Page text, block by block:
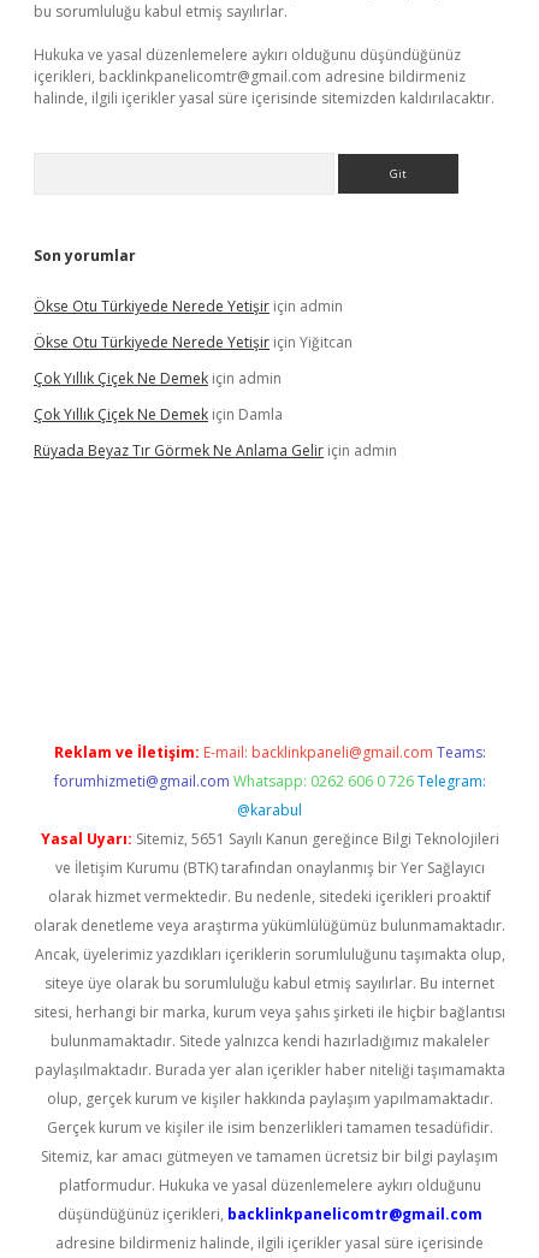
bu sorumluluğu kabul etmiş sayılırlar.
Hukuka ve yasal düzenlemelere aykırı olduğunu düşündüğünüz
içerikleri, backlinkpanelicomtr@gmail.com adresine bildirmeniz
halinde, ilgili içerikler yasal süre içerisinde sitemizden kaldırılacaktır.
Son yorumlar
Ökse Otu Türkiyede Nerede Yetişir için admin
Ökse Otu Türkiyede Nerede Yetişir için Yiğitcan
Çok Yıllık Çiçek Ne Demek için admin
Çok Yıllık Çiçek Ne Demek için Damla
Rüyada Beyaz Tır Görmek Ne Anlama Gelir için admin
Reklam ve İletişim: E-mail: backlinkpaneli@gmail.com Teams:
forumhizmeti@gmail.com Whatsapp: 0262 606 0 726 Telegram:
@karabul
Yasal Uyarı: Sitemiz, 5651 Sayılı Kanun gereğince Bilgi Teknolojileri
ve İletişim Kurumu (BTK) tarafından onaylanmış bir Yer Sağlayıcı
olarak hizmet vermektedir. Bu nedenle, sitedeki içerikleri proaktif
olarak denetleme veya araştırma yükümlülüğümüz bulunmamaktadır.
Ancak, üyelerimiz yazdıkları içeriklerin sorumluluğunu taşımakta olup,
siteye üye olarak bu sorumluluğu kabul etmiş sayılırlar. Bu internet
sitesi, herhangi bir marka, kurum veya şahıs şirketi ile hiçbir bağlantısı
bulunmamaktadır. Sitede yalnızca kendi hazırladığımız makaleler
paylaşılmaktadır. Burada yer alan içerikler haber niteliği taşımamakta
olup, gerçek kurum ve kişiler hakkında paylaşım yapılmamaktadır.
Gerçek kurum ve kişiler ile isim benzerlikleri tamamen tesadüfidir.
Sitemiz, kar amacı gütmeyen ve tamamen ücretsiz bir bilgi paylaşım
platformudur. Hukuka ve yasal düzenlemelere aykırı olduğunu
düşündüğünüz içerikleri, backlinkpanelicomtr@gmail.com
adresine bildirmeniz halinde, ilgili içerikler yasal süre içerisinde